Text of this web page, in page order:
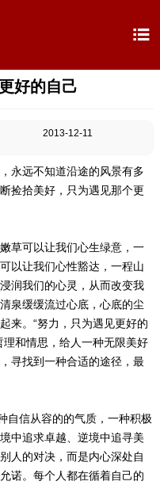

好的自己
2013-12-11
永远不知道沿途的风景有多
捡拾美好，只为遇见那个更
草可以让我们心生绿意，一
以让我们心性豁达，一程山
润我们的心灵，从而改变我
泉缓缓流过心底，心底的尘
来。“努力，只为遇见更好的
理和情思，给人一种无限美好
寻找到一种合适的途径，最
自信从容的的气质，一种积极
中追求卓越、逆境中追寻美
人的对决，而是内心深处自
诺。每个人都在循着自己的